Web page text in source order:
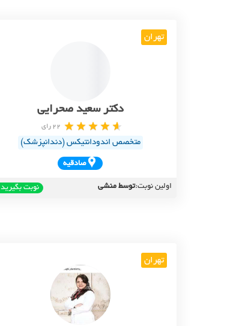
تهران
دکتر سعید صحرایی
22 رای
متخصص اندودانتیکس (دندانپزشک)
صادقيه
اولین نوبت:توسط منشی نوبت بگیرید
تهران